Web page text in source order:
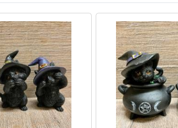
einzelnen Artikeln.